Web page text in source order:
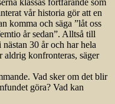
klassas fortfarande som
vår historia gör att en
komma och säga ”låt oss
år sedan”. Alltså till
30 år och har hela
aldrig konfronteras, säger
Vad sker om det blir
göra? Vad kan